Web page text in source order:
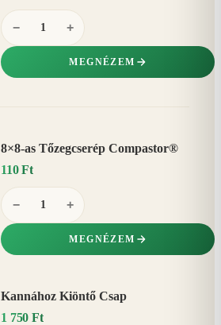
− +
MEGNÉZEM
8×8-as Tőzegcserép Compastor®
110 Ft
− +
MEGNÉZEM
Kannához Kiöntő Csap
1 750 Ft